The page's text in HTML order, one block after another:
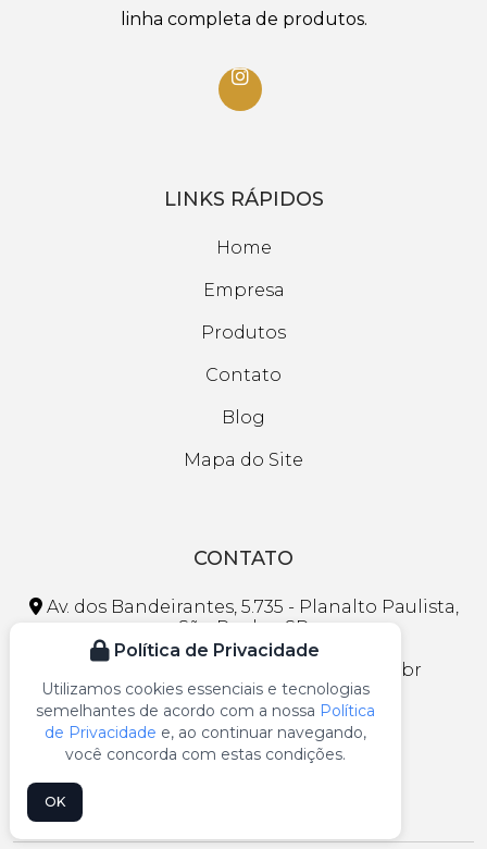
linha completa de produtos.
LINKS RÁPIDOS
Home
Empresa
Produtos
Contato
Blog
Mapa do Site
CONTATO
Av. dos Bandeirantes, 5.735 - Planalto Paulista,
São Paulo - SP
faleconosco@lojasmaranhao.com.br
(11) 3297-1013
(11) 99109-5541
Política de Privacidade
Utilizamos cookies essenciais e tecnologias
semelhantes de acordo com a nossa Política
de Privacidade e, ao continuar navegando,
você concorda com estas condições.
OK